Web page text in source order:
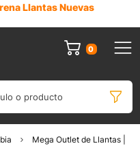
Llantas Nuevas
0
o producto
Mega Outlet de Llantas |